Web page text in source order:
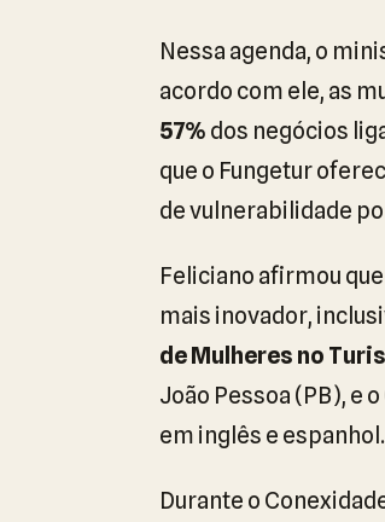
Nessa agenda, o
acordo com ele, as
57% dos negócios
que o Fungetur
de vulnerabilidade
Feliciano afirmou
mais inovador,
de Mulheres no
João Pessoa (PB), e o
em inglês e espanhol.
Durante o